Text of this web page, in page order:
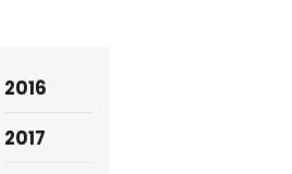
2016
2017